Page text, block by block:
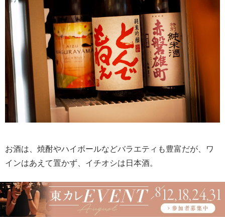
お酒は、焼酎やハイボールなどバラエティも豊富だが、ワ
インはあえて置かず、イチオシは日本酒。
開運や七賢などの定番の3種のほか季節の限定酒が常時4～5
種類ほどそろう。一合 660円～1,100円。